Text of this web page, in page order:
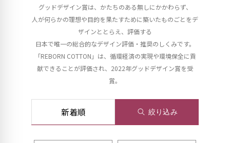
グッドデザイン賞は、かたちのある無しにかかわらず、
人が何らかの理想や目的を果たすために築いたものごとをデ
ザインととらえ、評価する
日本で唯一の総合的なデザイン評価・推奨のしくみです。
「REBORN COTTON」は、循環経済の実現や環境保全に貢
献できることが評価され、2022年グッドデザイン賞を受
賞。
新着順 絞り込み